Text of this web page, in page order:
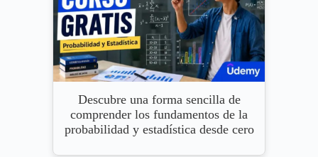
Descubre una forma sencilla de
comprender los fundamentos de la
probabilidad y estadística desde cero